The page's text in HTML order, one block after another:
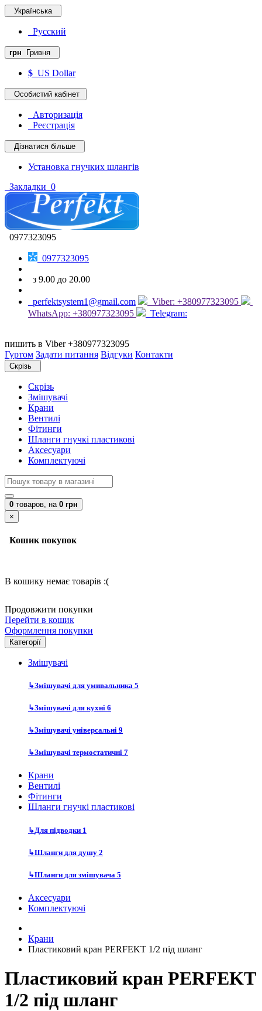
Українська
Русский
грн Гривня
$ US Dollar
Особистий кабінет
Авторизація
Реєстрація
Дізнатися більше
Установка гнучких шлангів
Закладки 0
0977323095
0977323095
з 9.00 до 20.00
perfektsystem1@gmail.com
Viber: +380977323095
WhatsApp: +380977323095
Telegram:
пишить в Viber +380977323095
Гуртом Задати питання Відгуки Контакти
Скрізь
Скрізь
Змішувачі
Крани
Вентилі
Фітинги
Шланги гнучкі пластикові
Аксесуари
Комплектуючі
0 товаров, на 0 грн
×
Кошик покупок
В кошику немає товарів :(
Продовжити покупки
Перейти в кошик
Оформлення покупки
Категорії
Змішувачі
↳Змішувачі для умивальника 5
↳Змішувачі для кухні 6
↳Змішувачі універсальні 9
↳Змішувачі термостатичні 7
Крани
Вентилі
Фітинги
Шланги гнучкі пластикові
↳Для підводки 1
↳Шланги для душу 2
↳Шланги для змішувача 5
Аксесуари
Комплектуючі
Крани
Пластиковий кран PERFEKT 1/2 під шланг
Пластиковий кран PERFEKT
1/2 під шланг